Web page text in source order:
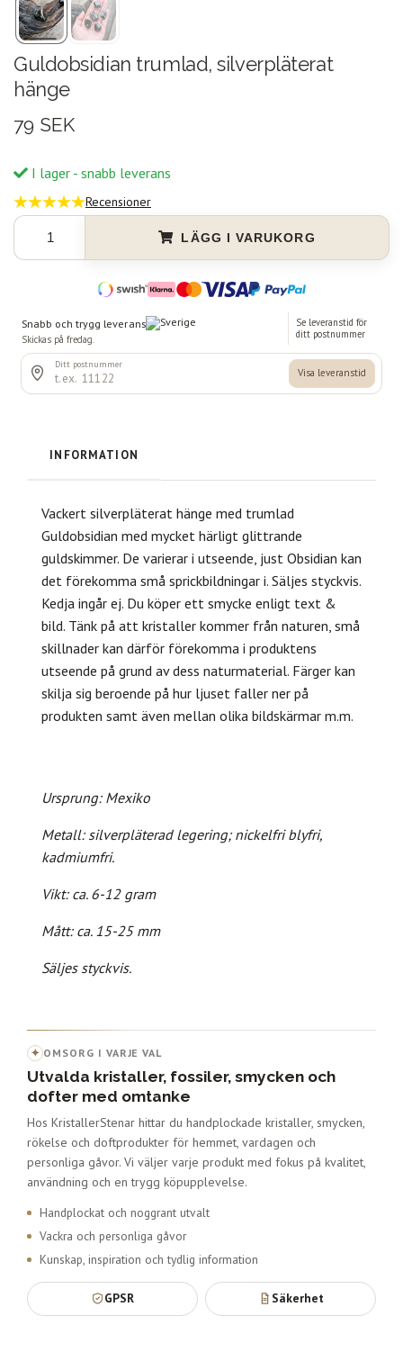
Guldobsidian trumlad, silverpläterat
hänge
79 SEK
I lager - snabb leverans
Recensioner
LÄGG I VARUKORG
INFORMATION
Vackert silverpläterat hänge med trumlad
Guldobsidian med mycket härligt glittrande
guldskimmer. De varierar i utseende, just Obsidian kan
det förekomma små sprickbildningar i. Säljes styckvis.
Kedja ingår ej. Du köper ett smycke enligt text &
bild. Tänk på att kristaller kommer från naturen, små
skillnader kan därför förekomma i produktens
utseende på grund av dess naturmaterial. Färger kan
skilja sig beroende på hur ljuset faller ner på
produkten samt även mellan olika bildskärmar m.m.
Ursprung: Mexiko
Metall: silverpläterad legering; nickelfriblyfri,
kadmiumfri.
Vikt: ca. 6-12 gram
Mått: ca. 15-25 mm
Säljes styckvis.
✦ OMSORG I VARJE VAL
Utvalda kristaller, fossiler, smycken och
dofter med omtanke
Hos KristallerStenar hittar du handplockade kristaller, smycken,
rökelse och doftprodukter för hemmet, vardagen och
personliga gåvor. Vi väljer varje produkt med fokus på kvalitet,
användning och en trygg köpupplevelse.
Handplockat och noggrant utvalt
Vackra och personliga gåvor
Kunskap, inspiration och tydlig information
GPSR Säkerhet